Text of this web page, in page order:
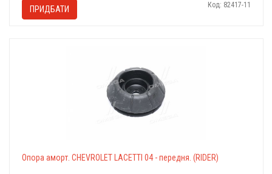
ПРИДБАТИ Код: 82417-11
Опора аморт. CHEVROLET LACETTI 04 - передня. (RIDER)